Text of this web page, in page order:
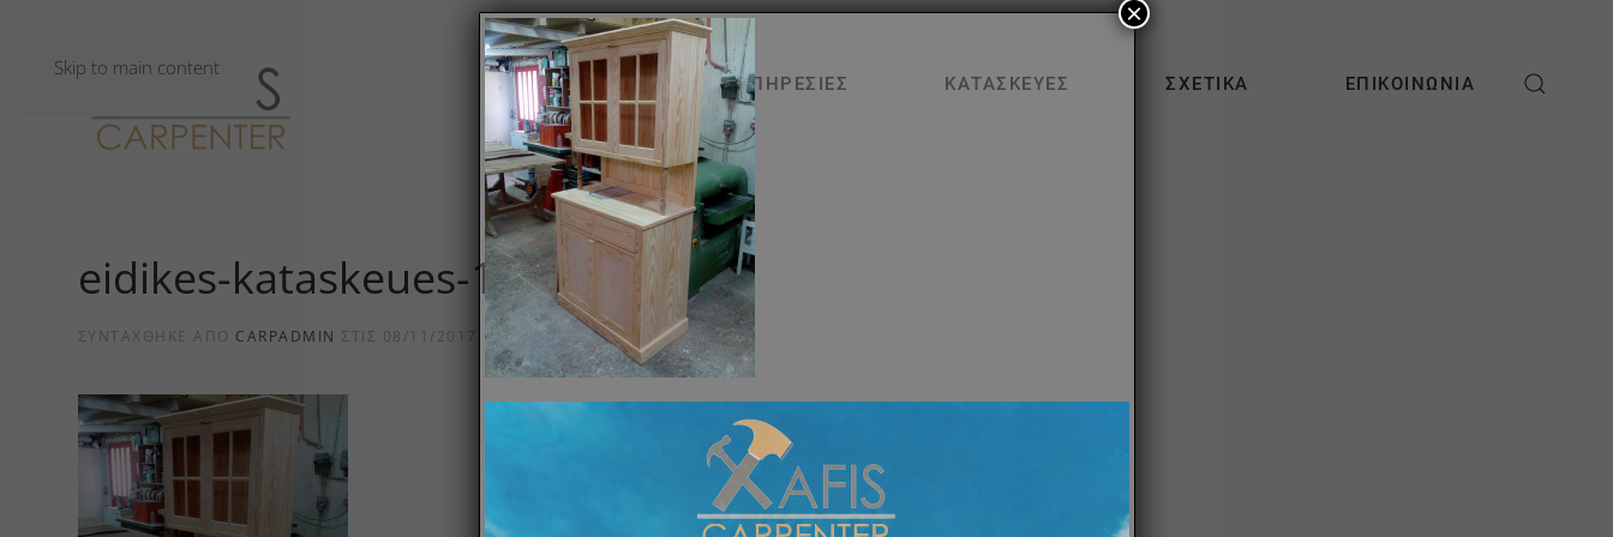
Skip to main content
ΑΡΧΙΚΉ ΥΠΗΡΕΣΊΕΣ ΚΑΤΑΣΚΕΥΈΣ ΣΧΕΤΙΚΆ ΕΠΙΚΟΙΝΩΝΊΑ
eidikes-kataskeues-14
ΣΥΝΤΆΧΘΗΚΕ ΑΠΌ CARPADMIN ΣΤΙΣ 08/11/2017
×